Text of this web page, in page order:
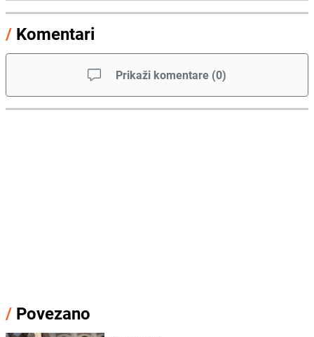
/ Komentari
Prikaži komentare (0)
/ Povezano